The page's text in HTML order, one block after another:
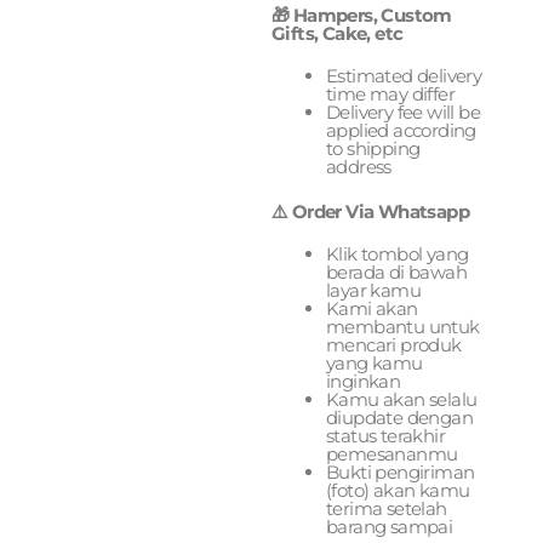
🎁 Hampers, Custom
Gifts, Cake, etc
Estimated delivery
time may differ
Delivery fee will be
applied according
to shipping
address
⚠️ Order Via Whatsapp
Klik tombol yang
berada di bawah
layar kamu
Kami akan
membantu untuk
mencari produk
yang kamu
inginkan
Kamu akan selalu
diupdate dengan
status terakhir
pemesananmu
Bukti pengiriman
(foto) akan kamu
terima setelah
barang sampai